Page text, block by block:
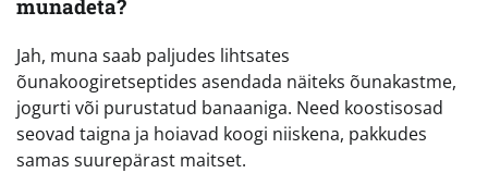
munadeta?
Jah, muna saab paljudes lihtsates
õunakoogiretseptides asendada näiteks õunakastme,
jogurti või purustatud banaaniga. Need koostisosad
seovad taigna ja hoiavad koogi niiskena, pakkudes
samas suurepärast maitset.